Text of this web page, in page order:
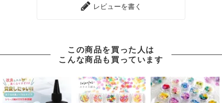
レビューを書く
この商品を買った人は
こんな商品も買っています